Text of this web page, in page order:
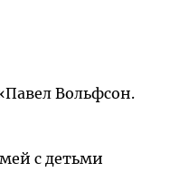
Вольфсон.
с детьми